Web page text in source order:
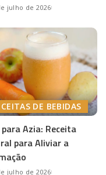
julho de 2026
DE BEBIDAS
para Azia: Receita
para Aliviar a
julho de 2026